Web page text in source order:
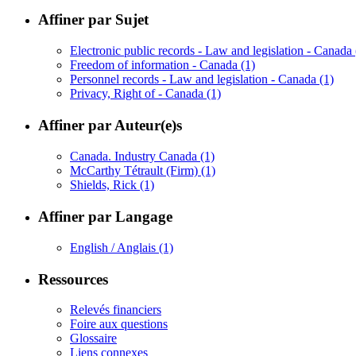
Affiner par Sujet
Electronic public records - Law and legislation - Canada
Freedom of information - Canada (1)
Personnel records - Law and legislation - Canada (1)
Privacy, Right of - Canada (1)
Affiner par Auteur(e)s
Canada. Industry Canada (1)
McCarthy Tétrault (Firm) (1)
Shields, Rick (1)
Affiner par Langage
English / Anglais (1)
Ressources
Relevés financiers
Foire aux questions
Glossaire
Liens connexes